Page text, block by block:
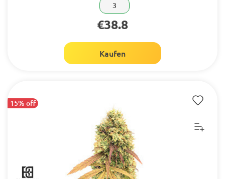
3
€38.8
Kaufen
15% off